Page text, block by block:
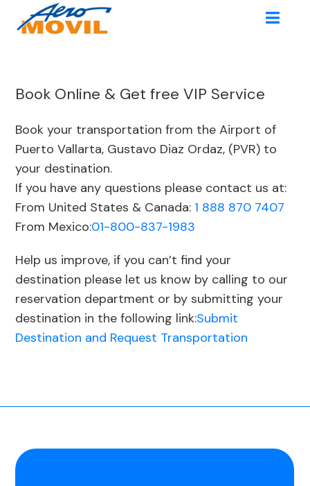
Book Online & Get free VIP Service
Book your transportation from the Airport of
Puerto Vallarta, Gustavo Diaz Ordaz, (PVR) to
your destination.
If you have any questions please contact us at:
From United States & Canada: 1 888 870 7407
From Mexico:01-800-837-1983
Help us improve, if you can’t find your
destination please let us know by calling to our
reservation department or by submitting your
destination in the following link:Submit
Destination and Request Transportation